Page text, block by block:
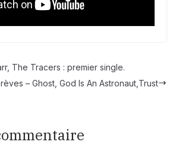
The Tracers : premier single.
– Ghost, God Is An Astronaut,Trust